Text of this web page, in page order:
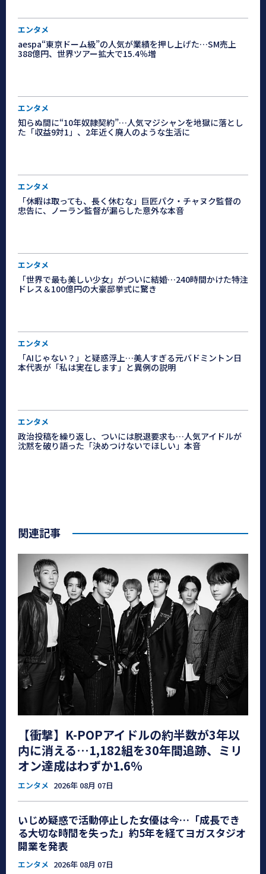
エンタメ
aespa“東京ドーム級”の人気が業績を押し上げた…SM売上
388億円、世界ツアー拡大で15.4％増
エンタメ
知らぬ間に“10年奴隷契約”…人気マジシャンを地獄に落とし
た「収益9対1」、2年近く廃人のような生活に
エンタメ
「休暇は取っても、長く休むな」巨匠パク・チャヌク監督の
忠告に、ノーラン監督が漏らした意外な本音
エンタメ
「世界で最も美しい少女」がついに結婚…240時間かけた特注
ドレス＆100億円の大豪邸挙式に驚き
エンタメ
「AIじゃない？」と疑惑浮上…美人すぎる元バドミントン日
本代表が「私は実在します」と異例の説明
エンタメ
政治投稿を繰り返し、ついには脱退要求も…人気アイドルが
沈黙を破り語った「決めつけないでほしい」本音
関連記事
【衝撃】K-POPアイドルの約半数が3年以
内に消える…1,182組を30年間追跡、ミリ
オン達成はわずか1.6％
エンタメ 2026年 08月 07日
いじめ疑惑で活動停止した女優は今…「成長でき
る大切な時間を失った」約5年を経てヨガスタジオ
開業を発表
エンタメ 2026年 08月 07日